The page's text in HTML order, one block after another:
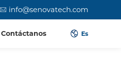
info@senovatech.com
Contáctanos Es